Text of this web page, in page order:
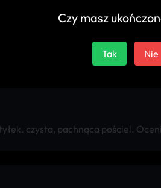
czysta, pachnąca pościel.
Czy masz
Tak Nie